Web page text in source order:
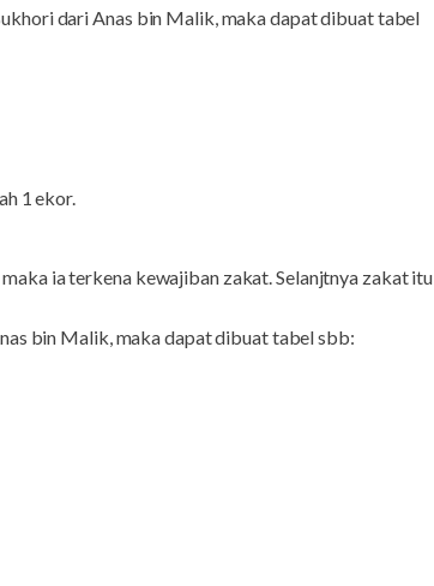
dari Anas bin Malik, maka dapat dibuat tabel
1 ekor.
ia terkena kewajiban zakat. Selanjtnya zakat itu
bin Malik, maka dapat dibuat tabel sbb: